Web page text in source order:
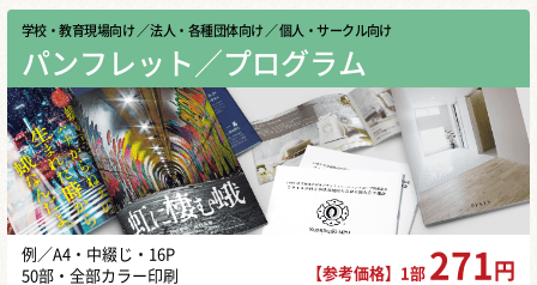
学校・教育現場向け ／ 法人・各種団体向け ／ 個人・サークル向け
パンフレット／プログラム
例／A4・中綴じ・16P
50部・全部カラー印刷
【参考価格】1部 271 円